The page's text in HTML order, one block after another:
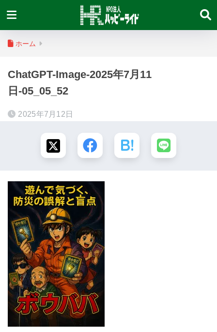
ホーム
ChatGPT-Image-2025年7月11
日-05_05_52
2025年7月12日